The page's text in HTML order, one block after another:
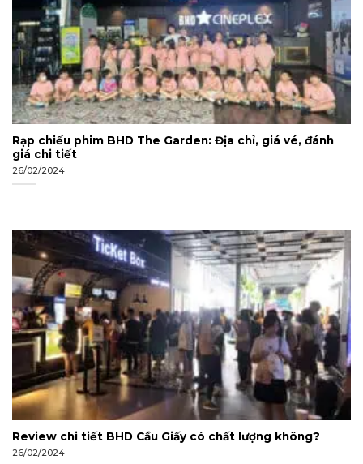
Rạp chiếu phim BHD The Garden: Địa chỉ, giá vé, đánh
giá chi tiết
26/02/2024
Review chi tiết BHD Cầu Giấy có chất lượng không?
26/02/2024